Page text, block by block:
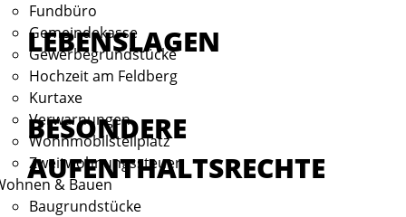
Fundbüro
Gemeindekasse
Gewerbegrundstücke
Hochzeit am Feldberg
Kurtaxe
Verwarnungen
Wohnmobilstellplatz
Zweitwohnungssteuer
& Bauen
Baugrundstücke
LEBENSLAGEN
BESONDERE
AUFENTHALTSRECHTE